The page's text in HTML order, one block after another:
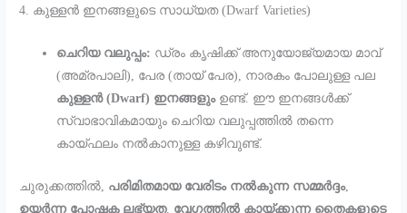
4. കുള്ളൻ ഇനങ്ങളുടെ സാധ്യത (Dwarf Varieties)
ചെറിയ വലുപ്പം: ഡ്രം കൃഷിക്ക് അനുയോജ്യമായ മാവ്
(അമ്രപാലി), പേര (തായ് പേര), നാരകം പോലുള്ള പല
കുള്ളൻ (Dwarf) ഇനങ്ങളുംഉണ്ട്. ഈ ഇനങ്ങൾക്ക്
സ്വാഭാവികമായും ചെറിയ വലുപ്പത്തിൽ തന്നെ
കായ്ഫലം നൽകാനുള്ള കഴിവുണ്ട്.
ചുരുക്കത്തിൽ, പരിമിതമായ വേരിടം നൽകുന്ന സമ്മർദ്ദം,
ഉയർന്ന പോഷക ലഭ്യത, വേഗത്തിൽ കായ്ക്കുന്ന തൈകളുടെ